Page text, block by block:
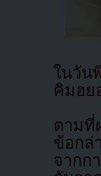
ในวัน
คิมฮย
ตามที่
ข้อกล่
จาก